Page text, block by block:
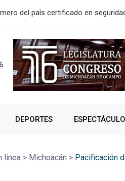
consolidó acceso a
DEPORTES
linea > Michoacán > Pacificación